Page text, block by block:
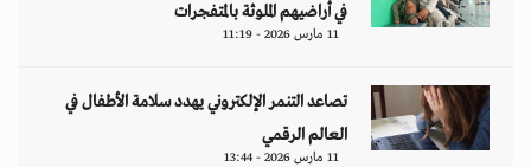
في أراضيهم الملوثة بالمتفجرات
11 مارس 2026 - 11:19
تصاعد التنمر الإلكتروني يهدد سلامة الأطفال في
العالم الرقمي
11 مارس 2026 - 13:44